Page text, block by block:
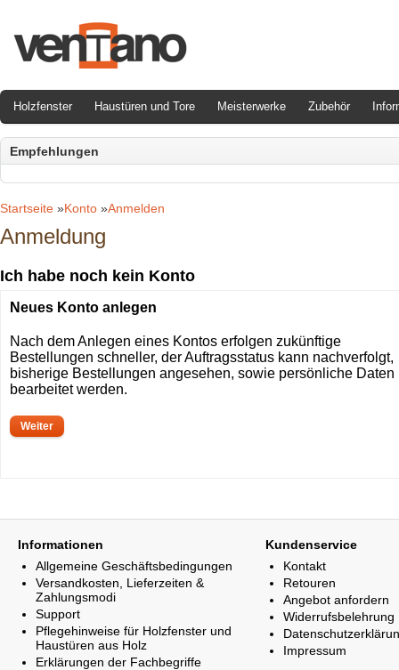
Holzfenster Haustüren und Tore Meisterwerke Zubehör
Empfehlungen
Startseite »Konto »Anmelden
Anmeldung
Ich habe noch kein Konto
Neues Konto anlegen
Nach dem Anlegen eines Kontos erfolgen zukünftige
Bestellungen schneller, der Auftragsstatus kann nachverfolgt,
bisherige Bestellungen angesehen, sowie persönliche Daten
bearbeitet werden.
Weiter
Informationen
Allgemeine Geschäftsbedingungen
Versandkosten, Lieferzeiten &
Zahlungsmodi
Support
Pflegehinweise für Holzfenster und
Haustüren aus Holz
Erklärungen der Fachbegriffe
Kundenservice
Kontakt
Retouren
Angebot anfordern
Widerrufsbelehrung
Impressum